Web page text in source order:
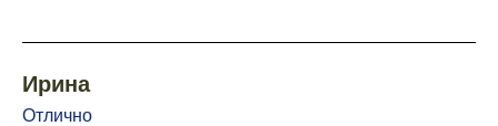
Ирина
Отлично